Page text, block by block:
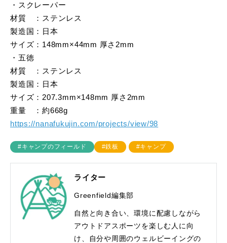
・スクレーパー
材質 ：ステンレス
製造国：日本
サイズ：148mm×44mm 厚さ2mm
・五徳
材質 ：ステンレス
製造国：日本
サイズ：207.3mm×148mm 厚さ2mm
重量 ：約668g
https://nanafukujin.com/projects/view/98
#キャンプのフィールド #鉄板 #キャンプ
ライター
Greenfield編集部
自然と向き合い、環境に配慮しながら
アウトドアスポーツを楽しむ人に向
け、自分や周囲のウェルビーイングの